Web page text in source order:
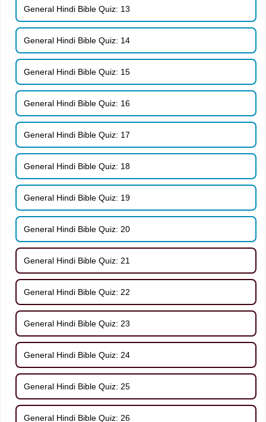
General Hindi Bible Quiz: 13
General Hindi Bible Quiz: 14
General Hindi Bible Quiz: 15
General Hindi Bible Quiz: 16
General Hindi Bible Quiz: 17
General Hindi Bible Quiz: 18
General Hindi Bible Quiz: 19
General Hindi Bible Quiz: 20
General Hindi Bible Quiz: 21
General Hindi Bible Quiz: 22
General Hindi Bible Quiz: 23
General Hindi Bible Quiz: 24
General Hindi Bible Quiz: 25
General Hindi Bible Quiz: 26